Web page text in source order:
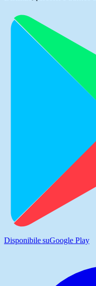
Disponibile suGoogle Play